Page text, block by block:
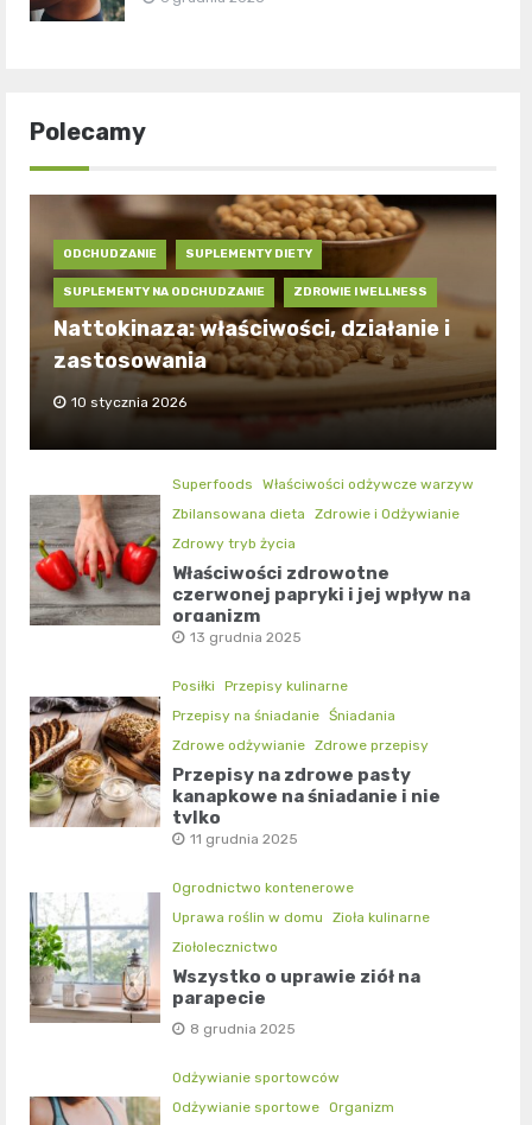
Polecamy
ODCHUDZANIE SUPLEMENTY DIETY
SUPLEMENTY NA ODCHUDZANIE ZDROWIE I WELLNESS
Nattokinaza: właściwości, działanie i
zastosowania
10 stycznia 2026
Superfoods
Właściwości odżywcze warzyw
Zbilansowana dieta
Zdrowie i Odżywianie
Zdrowy tryb życia
Właściwości zdrowotne
czerwonej papryki i jej wpływ na
organizm
13 grudnia 2025
Posiłki
Przepisy kulinarne
Przepisy na śniadanie Śniadania
Zdrowe odżywianie Zdrowe przepisy
Przepisy na zdrowe pasty
kanapkowe na śniadanie i nie
tylko
11 grudnia 2025
Ogrodnictwo kontenerowe
Uprawa roślin w domu
Zioła kulinarne
Ziołolecznictwo
Wszystko o uprawie ziół na
parapecie
8 grudnia 2025
Odżywianie sportowców
Odżywianie sportowe Organizm